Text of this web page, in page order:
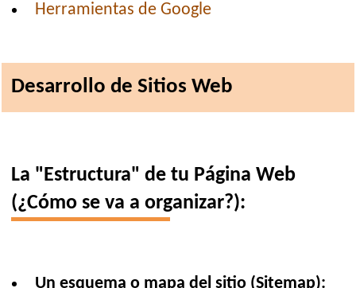
Herramientas de Google
Desarrollo de Sitios Web
La "Estructura" de tu Página Web
(¿Cómo se va a organizar?):
Un esquema o mapa del sitio (Sitemap):